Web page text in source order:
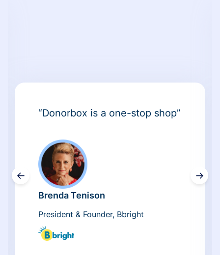
←
“Donorbox is a one-stop shop”
Brenda Tenison
President & Founder, Bbright
→